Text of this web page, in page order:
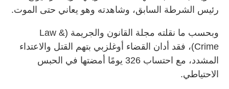
رئيس الشرطة السابق، وشاهدته وهو يعاني حتى الموت.
وبحسب ما نقلته مجلة القانون والجريمة (
Law &
Crime) ، فقد أدان القضاء أوغلزبي بتهم القتل والاعتداء
المشدد، مع احتساب 326 يومًا أمضتها في الحبس
الاحتياطي.